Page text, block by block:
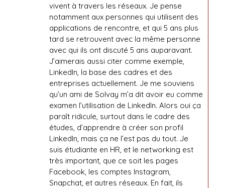
vivent à travers les réseaux. Je pense
notamment aux personnes qui utilisent des
applications de rencontre, et qui 5 ans plus
tard se retrouvent avec la même personne
avec qui ils ont discuté 5 ans auparavant.
J’aimerais aussi citer comme exemple,
LinkedIn, la base des cadres et des
entreprises actuellement. Je me souviens
qu’un ami de Solvay m’a dit avoir eu comme
examen l’utilisation de LinkedIn. Alors oui ça
paraît ridicule, surtout dans le cadre des
études, d’apprendre à créer son profil
LinkedIn, mais ça ne l’est pas du tout. Je
suis étudiante en HR, et le networking est
très important, que ce soit les pages
Facebook, les comptes Instagram,
Snapchat, et autres réseaux. En fait, ils